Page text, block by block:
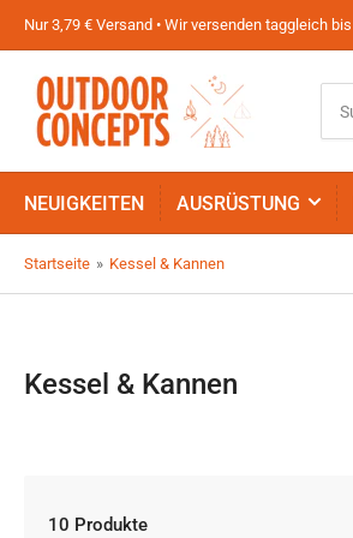
Nur 3,79 € Versand • Wir versenden taggleich
NEUIGKEITEN AUSRÜSTUNG
Startseite » Kessel & Kannen
Kessel & Kannen
10 Produkte